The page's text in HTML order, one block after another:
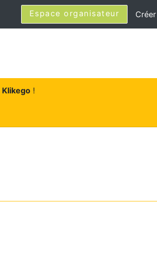
Espace organisateur
Klikego!